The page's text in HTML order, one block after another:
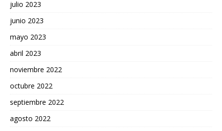
julio 2023
junio 2023
mayo 2023
abril 2023
noviembre 2022
octubre 2022
septiembre 2022
agosto 2022